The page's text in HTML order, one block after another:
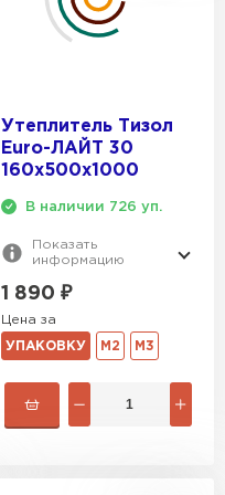
Утеплитель Тизол
Euro-ЛАЙТ 30
160х500х1000
В наличии 726 уп.
Показать
информацию
1 890 ₽
Цена за
УПАКОВКУ М2 М3